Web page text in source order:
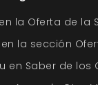
la Oferta de la
la sección
en Saber de los